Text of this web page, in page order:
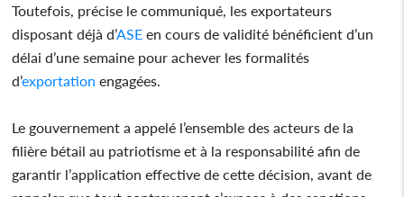
Toutefois, précise le communiqué, les exportateurs
disposant déjà d’ASE en cours de validité bénéficient d’un
délai d’une semaine pour achever les formalités
d’exportation engagées.
Le gouvernement a appelé l’ensemble des acteurs de la
filière bétail au patriotisme et à la responsabilité afin de
garantir l’application effective de cette décision, avant de